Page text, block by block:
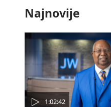
Najnovije
1:02:42